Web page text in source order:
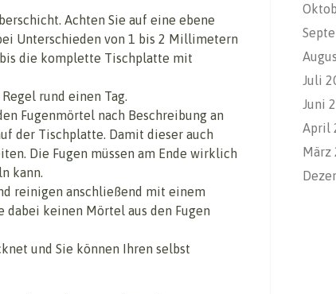
Achten Sie auf eine ebene
Unterschieden von 1 bis 2 Millimetern
die komplette Tischplatte mit
rund einen Tag.
Fugenmörtel nach Beschreibung an
der Tischplatte. Damit dieser auch
Die Fugen müssen am Ende wirklich
kann.
reinigen anschließend mit einem
dabei keinen Mörtel aus den Fugen
und Sie können Ihren selbst
Juli
Juni
April
März